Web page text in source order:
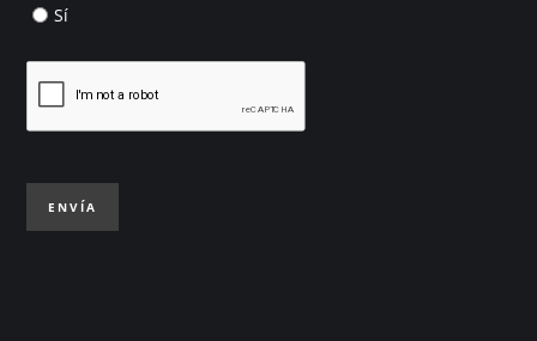
Sí
ENVÍA